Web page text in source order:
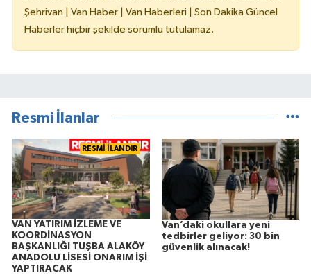
Şehrivan | Van Haber | Van Haberleri | Son Dakika Güncel
Haberler hiçbir şekilde sorumlu tutulamaz.
Resmi İlanlar
RESMİ İLANDIR
VAN YATIRIM İZLEME VE
KOORDİNASYON
BAŞKANLIĞI TUŞBA ALAKÖY
ANADOLU LİSESİ ONARIM İŞİ
YAPTIRACAK
Van’daki okullara yeni
tedbirler geliyor: 30 bin
güvenlik alınacak!